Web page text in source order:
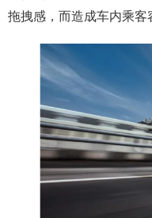
拖拽感，而造成车内乘客